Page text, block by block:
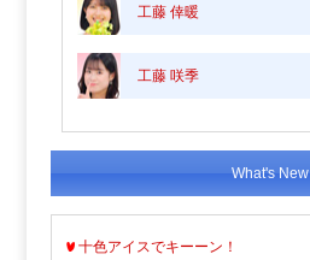
工藤 倖暖
工藤 咲季
What's New
十色アイスでキーーン！